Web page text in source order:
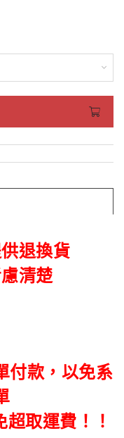
退換貨
清楚
付款，以免系
取運費！！